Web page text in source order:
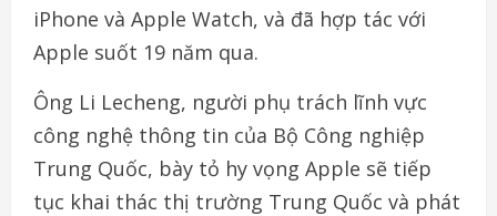
iPhone và Apple Watch, và đã hợp tác với
Apple suốt 19 năm qua.
Ông Li Lecheng, người phụ trách lĩnh vực
công nghệ thông tin của Bộ Công nghiệp
Trung Quốc, bày tỏ hy vọng Apple sẽ tiếp
tục khai thác thị trường Trung Quốc và phát